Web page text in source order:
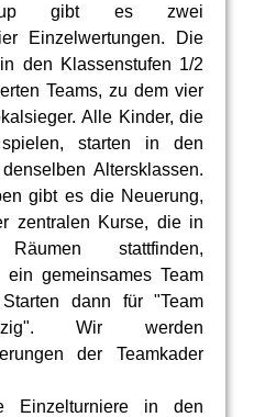
gibt es zwei
Einzelwertungen. Die
den Klassenstufen 1/2
Teams, zu dem vier
Alle Kinder, die
starten in den
Altersklassen.
gibt es die Neuerung,
zentralen Kurse, die in
stattfinden,
ein gemeinsames Team
dann für "Team
Wir werden
der Teamkader
Einzelturniere in den